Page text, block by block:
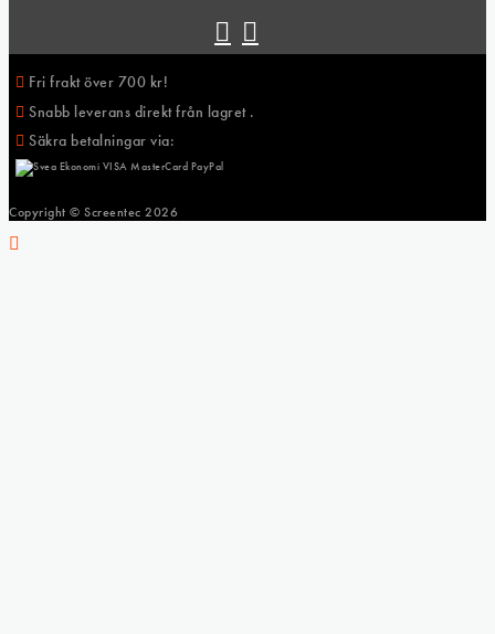
Fri frakt över 700 kr!
Snabb leverans direkt från lagret .
Säkra betalningar via:
Copyright © Screentec 2026